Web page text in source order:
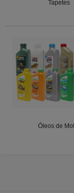
Tapetes
Óleos de